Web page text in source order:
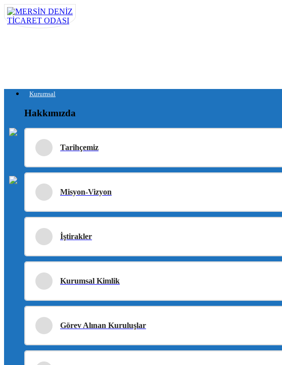
Kurumsal
Hakkımızda
Tarihçemiz
Misyon-Vizyon
İştirakler
Kurumsal Kimlik
Görev Alınan Kuruluşlar